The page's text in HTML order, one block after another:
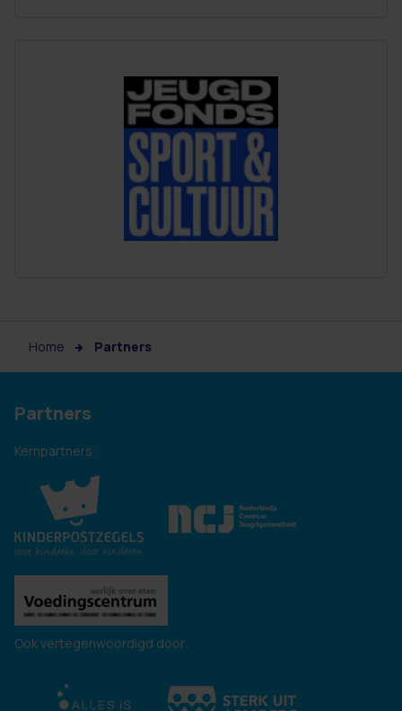
Home Partners
Partners
Kernpartners:
Ook vertegenwoordigd door: